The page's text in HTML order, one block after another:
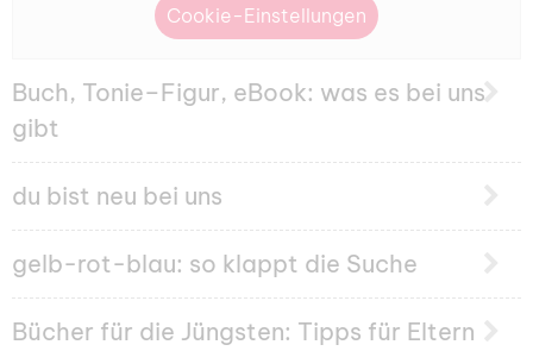
Cookie-Einstellungen
Buch, Tonie–Figur, eBook: was es bei uns
gibt
du bist neu bei uns
gelb-rot-blau: so klappt die Suche
Bücher für die Jüngsten: Tipps für Eltern